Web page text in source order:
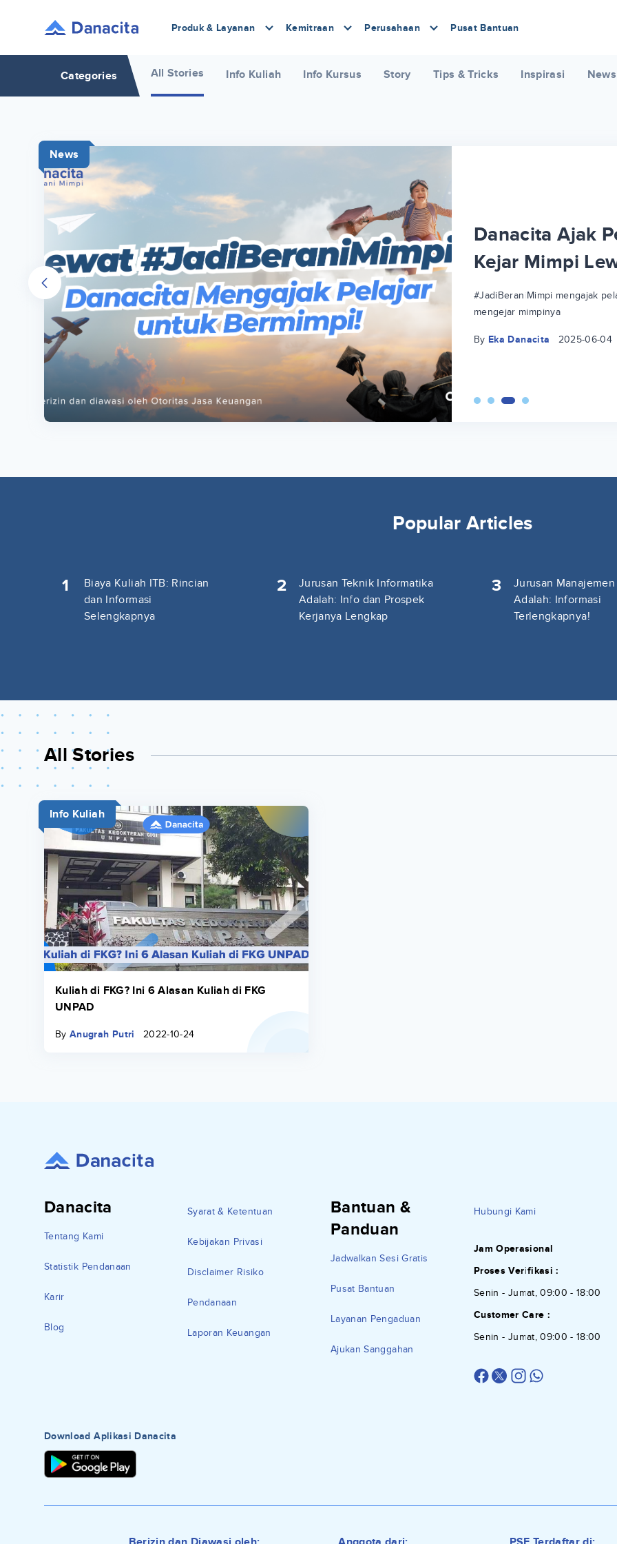
Produk & Layanan Kemitraan Perusahaan Pusat Bantuan
Categories All Stories Info Kuliah Info Kursus Story Tips & Tricks Inspirasi News
News
Danacita Ajak
Kejar Mimpi
#JadiBeraniMimpi mengajak
mengejar mimpinya
By Eka Danacita 2025-06-04
Popular Articles
1
Biaya Kuliah ITB: Rincian
dan Informasi
Selengkapnya
2
Jurusan Teknik Informatika
Adalah: Info dan Prospek
Kerjanya Lengkap
3
Jurusan Manajemen
Adalah: Informasi
Terlengkapnya!
All Stories
Info Kuliah
Kuliah di FKG? Ini 6 Alasan Kuliah di FKG
UNPAD
By Anugrah Putri 2022-10-24
Danacita
Tentang Kami
Statistik Pendanaan
Karir
Blog
Syarat & Ketentuan
Kebijakan Privasi
Disclaimer Risiko
Pendanaan
Laporan Keuangan
Bantuan &
Panduan
Jadwalkan Sesi Gratis
Pusat Bantuan
Layanan Pengaduan
Ajukan Sanggahan
Hubungi Kami
Jam Operasional
Proses Verifikasi :
Senin - Jumat, 09:00 - 18:00
Customer Care :
Senin - Jumat, 09:00 - 18:00
Download Aplikasi Danacita